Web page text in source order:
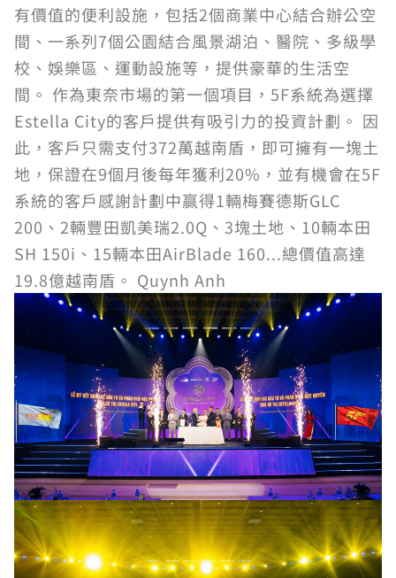
有價值的便利設施，包括2個商業中心結合辦公空
間、一系列7個公園結合風景湖泊、醫院、多級學
校、娛樂區、運動設施等，提供豪華的生活空
間。 作為東奈市場的第一個項目，5F系統為選擇
Estella City的客戶提供有吸引力的投資計劃。 因
此，客戶只需支付372萬越南盾，即可擁有一塊土
地，保證在9個月後每年獲利20%，並有機會在5F
系統的客戶感謝計劃中贏得1輛梅賽德斯GLC
200、2輛豐田凱美瑞2.0Q、3塊土地、10輛本田
SH 150i、15輛本田AirBlade 160...總價值高達
19.8億越南盾。 Quynh Anh